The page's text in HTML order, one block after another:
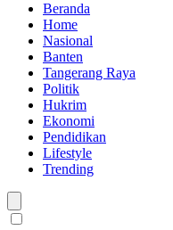
Beranda
Home
Nasional
Banten
Tangerang Raya
Politik
Hukrim
Ekonomi
Pendidikan
Lifestyle
Trending